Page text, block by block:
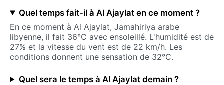
Quel temps fait-il à Al Ajaylat en ce moment ?
En ce moment à Al Ajaylat, Jamahiriya arabe
libyenne, il fait 36°C avec ensoleillé. L'humidité est de
27% et la vitesse du vent est de 22 km/h. Les
conditions donnent une sensation de 32°C.
Quel sera le temps à Al Ajaylat demain ?